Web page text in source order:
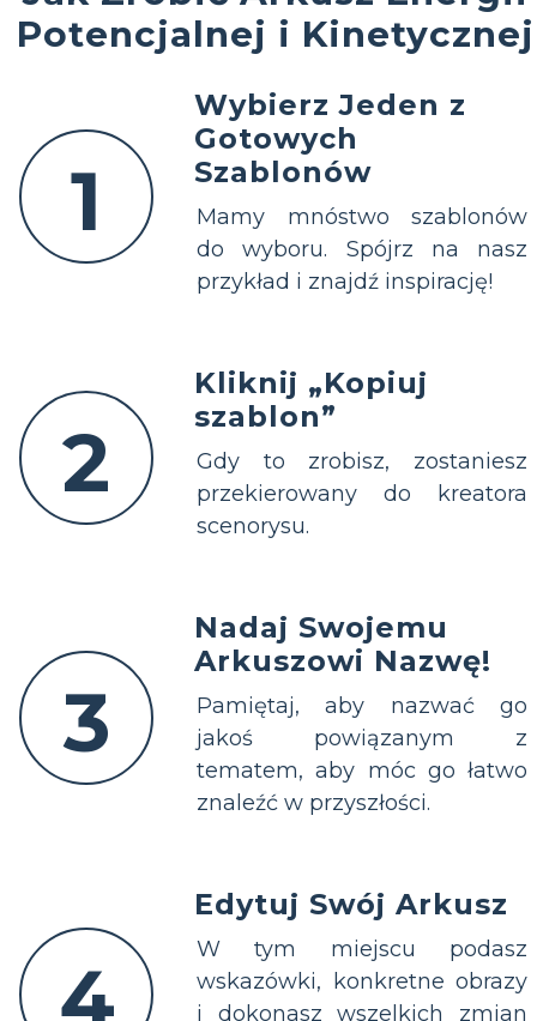
Potencjalnej i Kinetycznej
1
Wybierz Jeden z
Gotowych
Szablonów
Mamy mnóstwo szablonów
do wyboru. Spójrz na nasz
przykład i znajdź inspirację!
2
Kliknij „Kopiuj
szablon”
Gdy to zrobisz, zostaniesz
przekierowany do kreatora
scenorysu.
3
Nadaj Swojemu
Arkuszowi Nazwę!
Pamiętaj, aby nazwać go
jakoś powiązanym z
tematem, aby móc go łatwo
znaleźć w przyszłości.
4
Edytuj Swój Arkusz
W tym miejscu podasz
wskazówki, konkretne obrazy
i dokonasz wszelkich zmian